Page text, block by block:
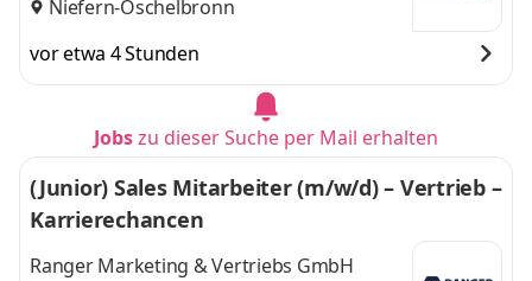
Niefern-Öschelbronn
vor etwa 4 Stunden
Jobszu dieser Suche per Mail erhalten
(Junior) Sales Mitarbeiter (m/w/d) – Vertrieb –
Karrierechancen
Ranger Marketing & Vertriebs GmbH